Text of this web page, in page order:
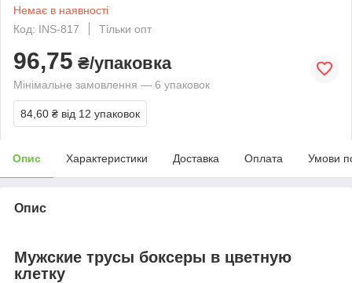
Немає в наявності
Код: INS-817
Тільки опт
96,75 ₴/упаковка
Мінімальне замовлення — 6 упаковок
84,60 ₴ від 12 упаковок
Опис Характеристики Доставка Оплата Умови
Опис
Мужские трусы боксеры в цветную
клетку